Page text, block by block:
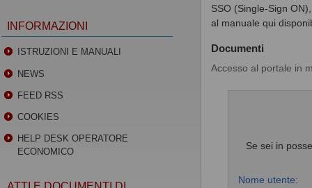
SSO (Single-Sign
al manuale qui
Documenti
Accesso al portale in
Se sei in
Nome utente:
INFORMAZIONI
ISTRUZIONI E MANUALI
NEWS
FEED RSS
COOKIES
HELP DESK OPERATORE
ECONOMICO